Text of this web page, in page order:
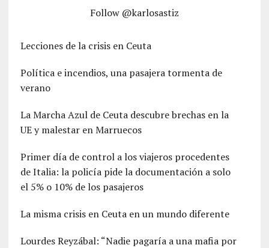
Follow @karlosastiz
Lecciones de la crisis en Ceuta
Política e incendios, una pasajera tormenta de
verano
La Marcha Azul de Ceuta descubre brechas en la
UE y malestar en Marruecos
Primer día de control a los viajeros procedentes
de Italia: la policía pide la documentación a solo
el 5% o 10% de los pasajeros
La misma crisis en Ceuta en un mundo diferente
Lourdes Reyzábal: “Nadie pagaría a una mafia por